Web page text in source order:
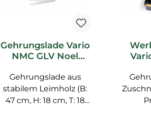
Gehrungslade Vario
NMC GLV Noel
Gehrungslade aus
stabilem Leimholz (B:
47 cm, H: 18 cm, T: 18